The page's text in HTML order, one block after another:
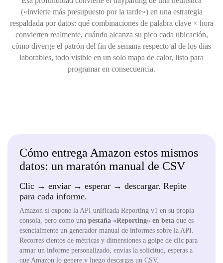
(«invierte más presupuesto por la tarde») en una estrategia
respaldada por datos: qué combinaciones de palabra clave × hora
convierten realmente, cuándo alcanza su pico cada ubicación,
cómo diverge el patrón del fin de semana respecto al de los días
laborables, todo visible en un solo mapa de calor, listo para
programar en consecuencia.
Cómo entrega Amazon estos mismos
datos: un maratón manual de CSV
Clic → enviar → esperar → descargar. Repite
para cada informe.
Amazon sí expone la API unificada Reporting v1 en su propia
consola, pero como una pestaña «Reporting» en beta que es
esencialmente un generador manual de informes sobre la API.
Recorres cientos de métricas y dimensiones a golpe de clic para
armar un informe personalizado, envías la solicitud, esperas a
que Amazon lo genere y luego descargas un CSV.